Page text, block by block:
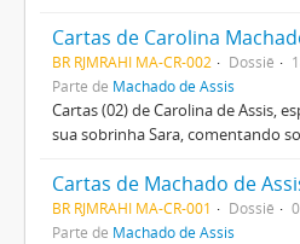
BR RJMRAHI MA-CR-002 Dossiê
Parte de Machado de Assis
Cartas (02) de Carolina de Assis,
sua sobrinha Sara, comentando
BR RJMRAHI MA-CR-001 Dossiê
Parte de Machado de Assis